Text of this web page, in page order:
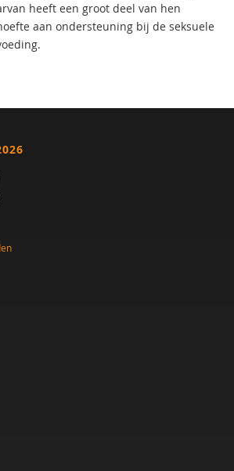
heeft een groot deel van hen
aan ondersteuning bij de seksuele